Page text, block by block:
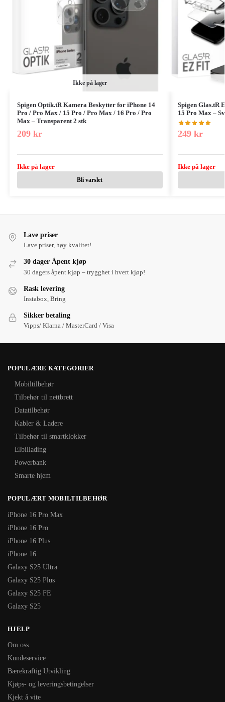
Ikke på lager
Spigen Optik.tR Kamera Beskytter for iPhone 14
Pro / Pro Max / 15 Pro / Pro Max / 16 Pro / Pro
Max – Transparent 2 stk
209 kr
Ikke på lager
Bli varslet
Spigen Glas.tR
15 Pro Max –
249 kr
Ikke på lager
Lave priser
Lave priser, høy kvalitet!
30 dager Åpent kjøp
30 dagers åpent kjøp – trygghet i hvert kjøp!
Rask levering
Instabox, Bring
Sikker betaling
Vipps/ Klarna / MasterCard / Visa
POPULÆRE KATEGORIER
Mobiltilbehør
Tilbehør til nettbrett
Datatilbehør
Kabler & Ladere
Tilbehør til smartklokker
Elbillading
Powerbank
Smarte hjem
POPULÆRT MOBILTILBEHØR
iPhone 16 Pro Max
iPhone 16 Pro
iPhone 16 Plus
iPhone 16
Galaxy S25 Ultra
Galaxy S25 Plus
Galaxy S25 FE
Galaxy S25
HJELP
Om oss
Kundeservice
Bærekraftig Utvikling
Kjøps- og leveringsbetingelser
Kjekt å vite